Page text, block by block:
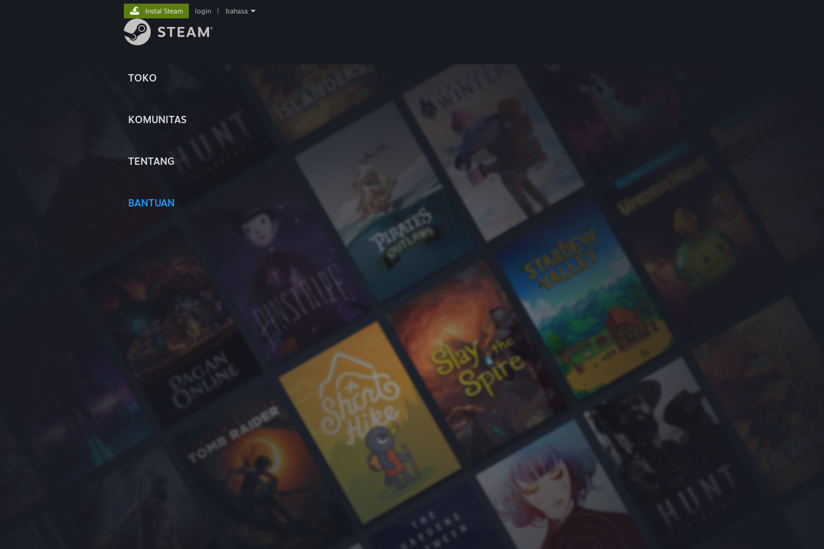
TOKO
KOMUNITAS
TENTANG
BANTUAN
Instal Steam login bahasa